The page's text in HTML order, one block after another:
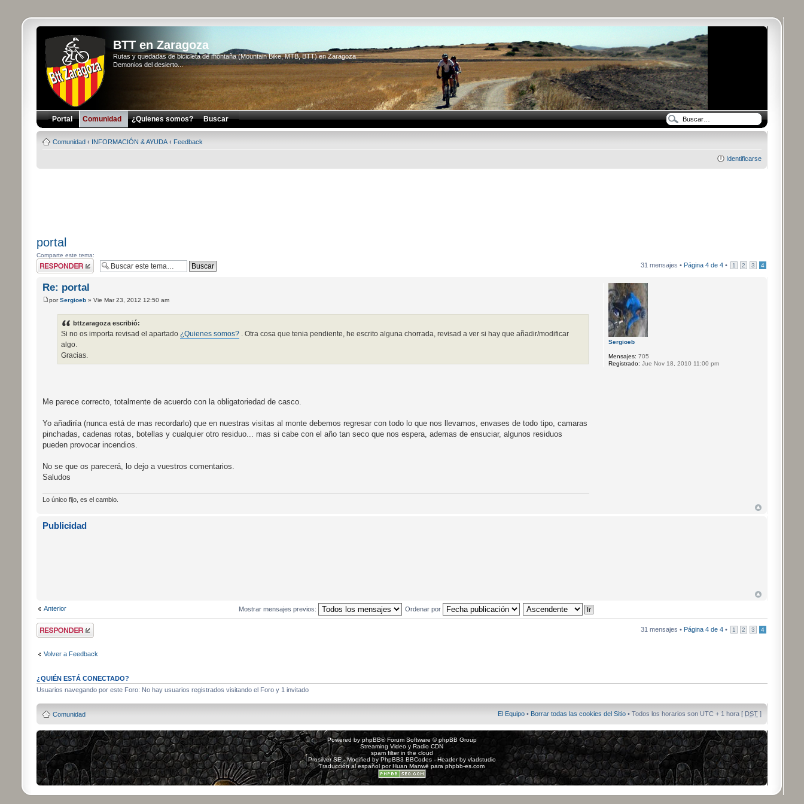
BTT en Zaragoza
Rutas y quedadas de bicicleta de montaña (Mountain Bike, MTB, BTT) en Zaragoza
Demonios del desierto...
Portal Comunidad ¿Quienes somos? Buscar
Comunidad ‹ INFORMACIÓN & AYUDA ‹ Feedback
Identificarse
portal
Comparte este tema:
Publicar una
respuesta
31 mensajes • Página4 de4 • 1 2 3 4
Re: portal
porSergioeb» Vie Mar 23, 2012 12:50 am
bttzaragoza escribió:
Si no os importa revisad el apartado ¿Quienes somos?. Otra cosa que tenia pendiente, he escrito alguna chorrada, revisad a ver si hay que añadir/modificar
algo.
Gracias.
Me parece correcto, totalmente de acuerdo con la obligatoriedad de casco.
Yo añadiría (nunca está de mas recordarlo) que en nuestras visitas al monte debemos regresar con todo lo que nos llevamos, envases de todo tipo, camaras
pinchadas, cadenas rotas, botellas y cualquier otro residuo... mas si cabe con el año tan seco que nos espera, ademas de ensuciar, algunos residuos
pueden provocar incendios.
No se que os parecerá, lo dejo a vuestros comentarios.
Saludos
Lo único fijo, es el cambio.
Sergioeb
Mensajes: 705
Registrado: Jue Nov 18, 2010 11:00 pm
Publicidad
Anterior Mostrar mensajes previos: Ordenar por
Publicar una
respuesta
31 mensajes • Página4 de4 • 1 2 3 4
Volver a Feedback
¿QUIÉN ESTÁ CONECTADO?
Usuarios navegando por este Foro: No hay usuarios registrados visitando el Foro y 1 invitado
Comunidad El Equipo • Borrar todas las cookies del Sitio • Todos los horarios son UTC + 1 hora [ DST ]
Powered by phpBB® Forum Software © phpBB Group
Streaming Video y Radio CDN
spam filter in the cloud
Prosilver SE - Modified by PhpBB3 BBCodes- Header by vladstudio
Traducción al español por Huan Manwë paraphpbb-es.com